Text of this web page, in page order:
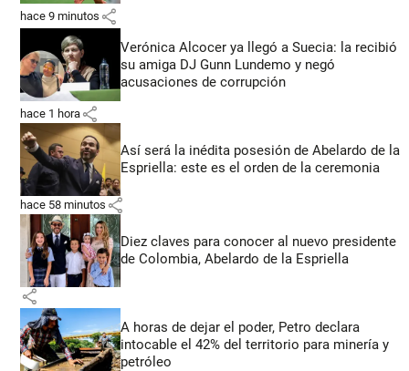
hace 9 minutos share
Verónica Alcocer ya llegó a Suecia: la recibió
su amiga DJ Gunn Lundemo y negó
acusaciones de corrupción
hace 1 hora share
Así será la inédita posesión de Abelardo de la
Espriella: este es el orden de la ceremonia
hace 58 minutos share
Diez claves para conocer al nuevo presidente
de Colombia, Abelardo de la Espriella
share
A horas de dejar el poder, Petro declara
intocable el 42% del territorio para minería y
petróleo